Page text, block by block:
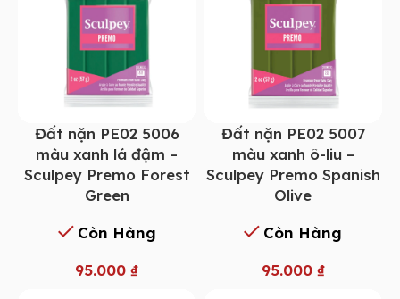
Đất nặn PE02 5006
màu xanh lá đậm –
Sculpey Premo Forest
Green
Còn Hàng
95.000 ₫
Đất nặn PE02 5007
màu xanh ô-liu –
Sculpey Premo Spanish
Olive
Còn Hàng
95.000 ₫